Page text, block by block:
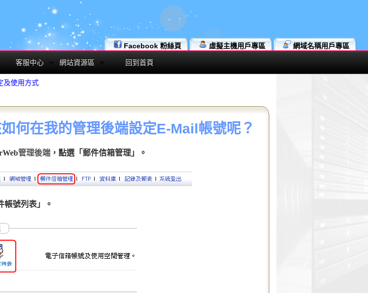
網域名稱用戶專區
虛擬主機用戶專區
Facebook 粉絲頁
客服中心 網站資源區 回到首頁
及使用方式
何在我的管理後端設定E-Mail帳號呢？
管理後端，點選「郵件信箱管理」。
帳號列表」。